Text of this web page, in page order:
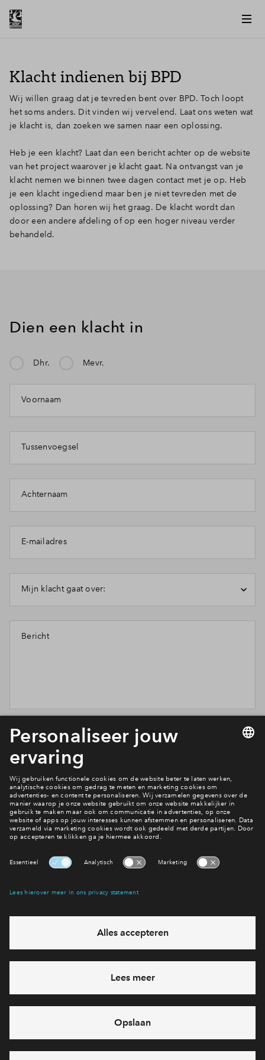
Klacht indienen bij BPD
Wij willen graag dat je tevreden bent over BPD. Toch loopt
het soms anders. Dit vinden wij vervelend. Laat ons weten wat
je klacht is, dan zoeken we samen naar een oplossing.
Heb je een klacht? Laat dan een bericht achter op de website
van het project waarover je klacht gaat. Na ontvangst van je
klacht nemen we binnen twee dagen contact met je op. Heb
je een klacht ingediend maar ben je niet tevreden met de
oplossing? Dan horen wij het graag. De klacht wordt dan
door een andere afdeling of op een hoger niveau verder
behandeld.
Dien een klacht in
Dhr. Mevr.
Voornaam
Tussenvoegsel
Achternaam
E-mailadres
Mijn klacht gaat over:
Bericht
Wil je weten wat wij met je gegevens doen? Klik dan hier
voor onsprivacy statement.
Verstuur
Interesse? Meld je dan snel aan
Hiermee blijf je op de hoogte van het belangrijkste nieuws en
Ja, ik wil mij aanmelden
Heb je een vraag en wil je direct antwoord? Bel ons op
71 22 939
feestdagen)
vandaag gesloten, maandag zijn we vanaf 09:00 uur weer